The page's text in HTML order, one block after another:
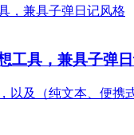
工具，兼具子弹
以及（纯文本、便